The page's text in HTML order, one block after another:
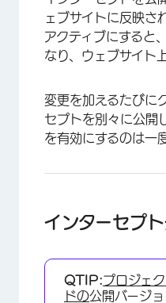
ェブサイトに反映さ
アクティブにすると
なり、ウェブサイト
変更を加えるたびに
セプトを別々に公開
を有効にするのは一
インターセプ
QTIP:プロジェ
ドの公開バージ